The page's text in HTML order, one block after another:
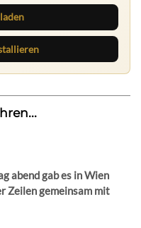
abend gab es in Wien
Zeilen gemeinsam mit